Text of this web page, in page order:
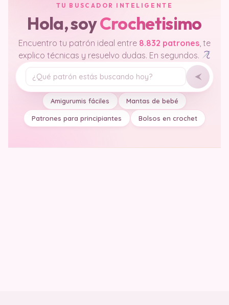
TU BUSCADOR INTELIGENTE
Hola, soyCrochetisimo
Encuentro tu patrón ideal entre 8.832 patrones , te
explico técnicas y resuelvo dudas. En segundos.
Tu pregunta
Amigurumis fáciles Mantas de bebé
Patrones para principiantes Bolsos en crochet